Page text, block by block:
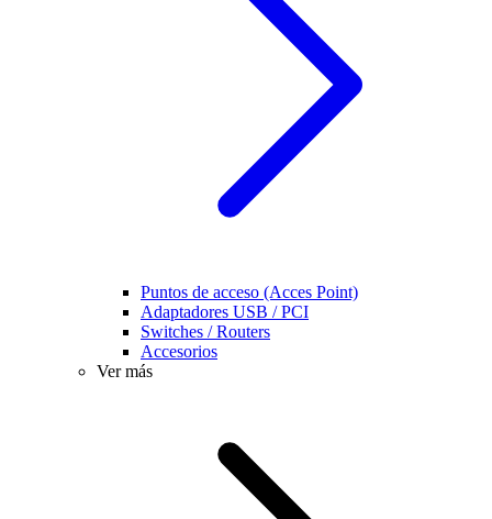
Puntos de acceso (Acces Point)
Adaptadores USB / PCI
Switches / Routers
Accesorios
Ver más